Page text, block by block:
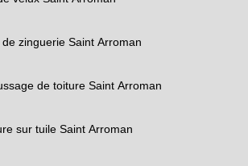
zinguerie Saint Arroman
de toiture Saint Arroman
sur tuile Saint Arroman